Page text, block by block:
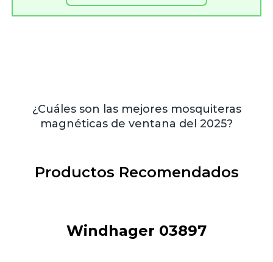
¿Cuáles son las mejores mosquiteras
magnéticas de ventana del 2025?
Productos Recomendados
Windhager 03897